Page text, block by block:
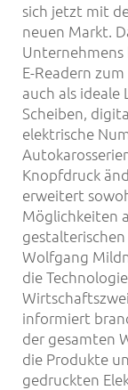
sich jetzt mit
neuen Markt.
E-Readern
auch als
Scheiben,
elektrische
Knopfdruck
erweitert
Möglichkeiten
Wolfgang
die
informiert
der gesamten
die Produkte
gedruckten